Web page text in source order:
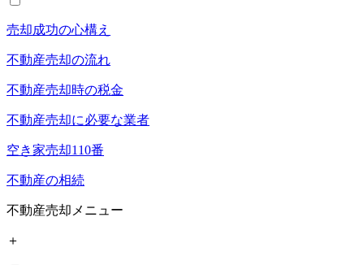
売却成功の心構え
不動産売却の流れ
不動産売却時の税金
不動産売却に必要な業者
空き家売却110番
不動産の相続
不動産売却メニュー
＋